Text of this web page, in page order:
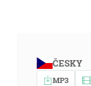
ČESKY
MP3